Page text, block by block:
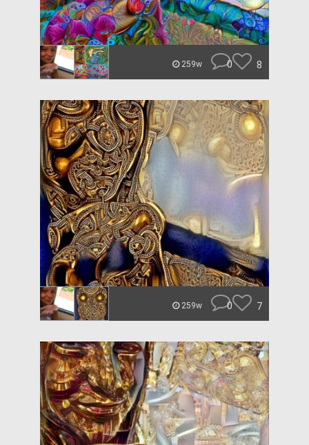
259w 0 8
259w 0 7